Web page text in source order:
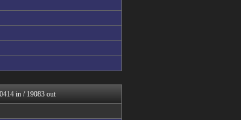
ロッテ！
カ10【サッカーまと...
ム魔人
国 恨寓瘻
in / 19083 out